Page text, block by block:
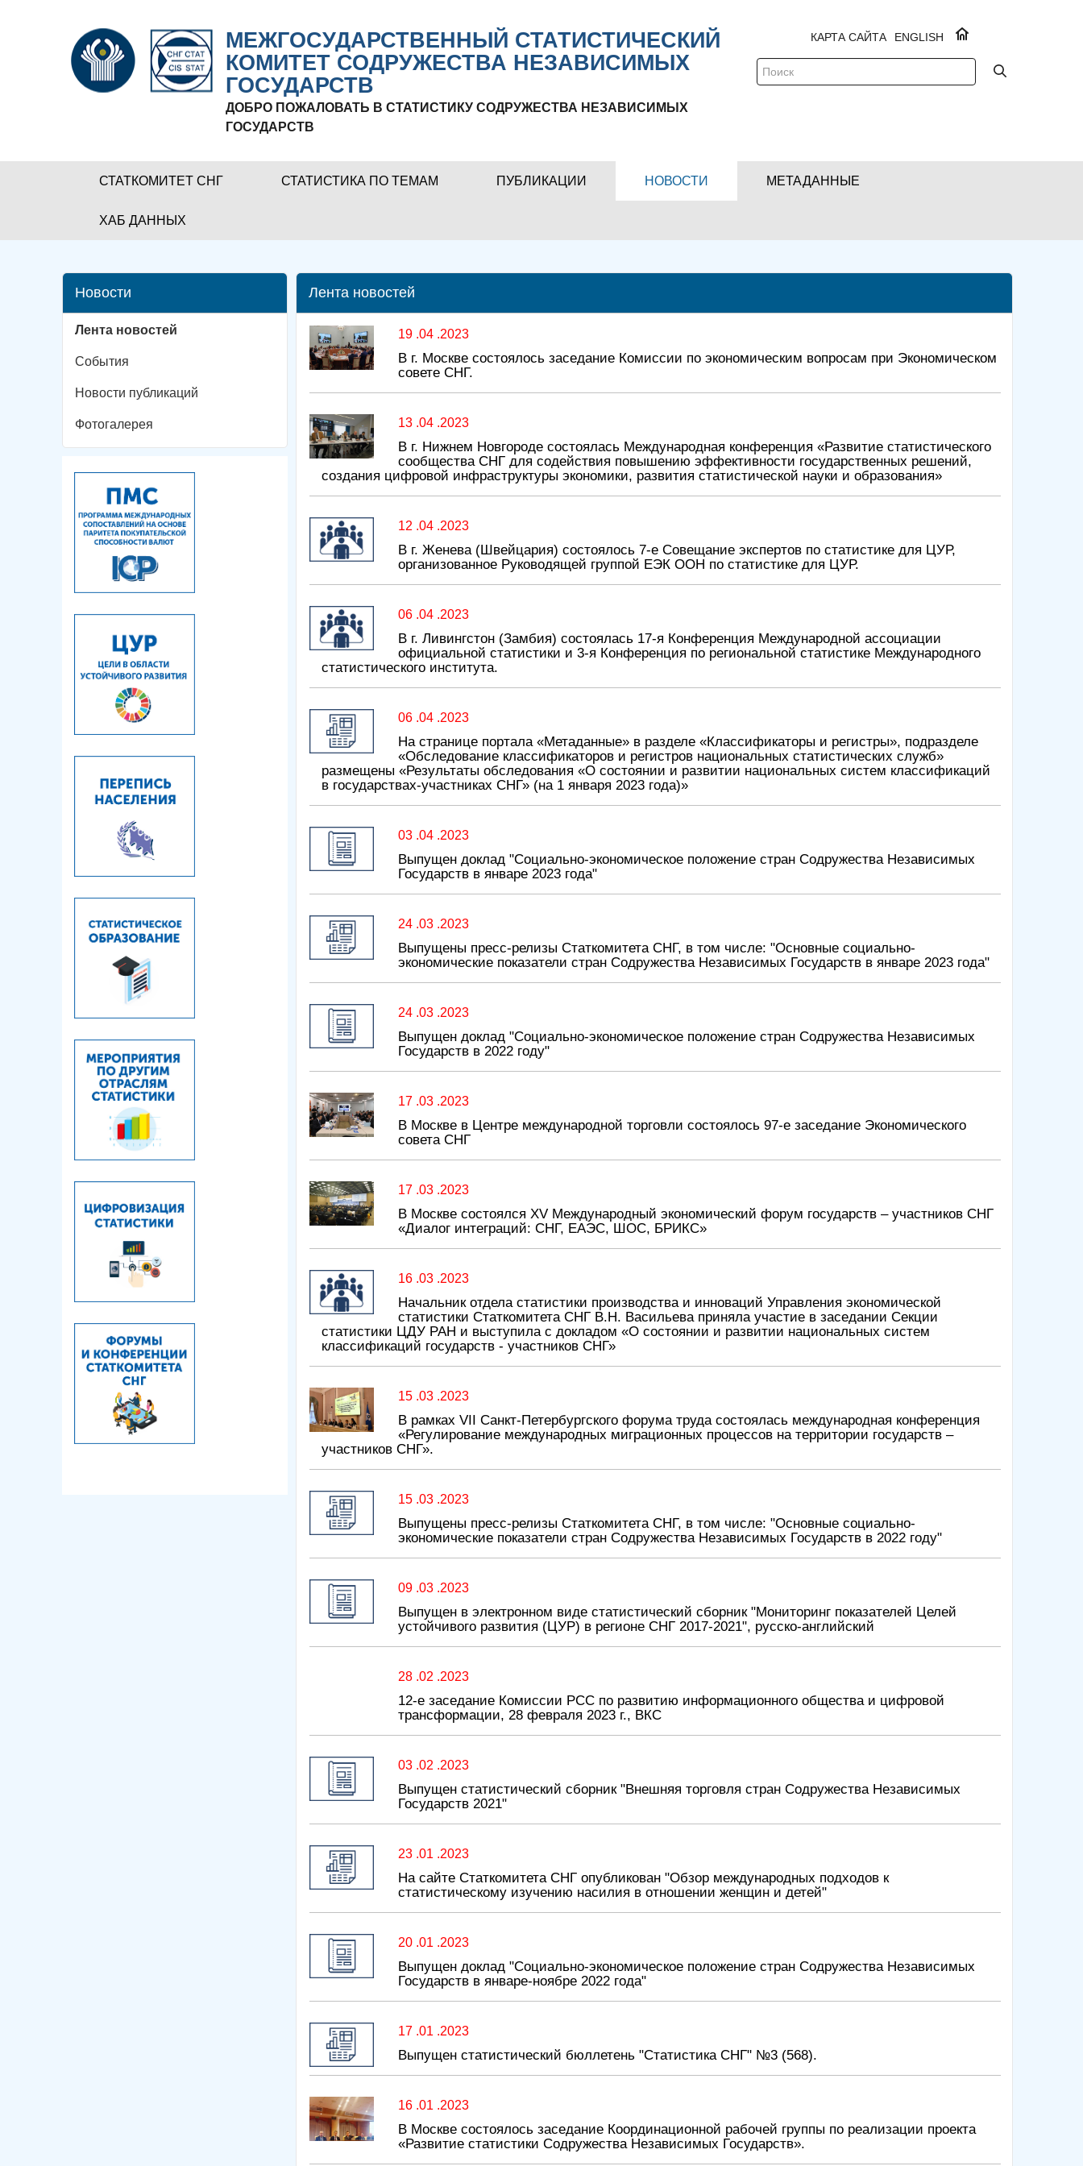
МЕЖГОСУДАРСТВЕННЫЙ СТАТИСТИЧЕСКИЙ
КОМИТЕТ СОДРУЖЕСТВА НЕЗАВИСИМЫХ
ГОСУДАРСТВ
ДОБРО ПОЖАЛОВАТЬ В СТАТИСТИКУ СОДРУЖЕСТВА НЕЗАВИСИМЫХ
ГОСУДАРСТВ
ENGLISH
КАРТА САЙТА
СТАТКОМИТЕТ СНГ СТАТИСТИКА ПО ТЕМАМ ПУБЛИКАЦИИ НОВОСТИ МЕТАДАННЫЕ
ХАБ ДАННЫХ
Новости
Лента новостей
События
Новости публикаций
Фотогалерея
Лента новостей
19 .04 .2023
В г. Москве состоялось заседание Комиссии по экономическим вопросам при Экономическом
совете СНГ.
13 .04 .2023
В г. Нижнем Новгороде состоялась Международная конференция «Развитие статистического
сообщества СНГ для содействия повышению эффективности государственных решений,
создания цифровой инфраструктуры экономики, развития статистической науки и образования»
12 .04 .2023
В г. Женева (Швейцария) состоялось 7-е Совещание экспертов по статистике для ЦУР,
организованное Руководящей группой ЕЭК ООН по статистике для ЦУР.
06 .04 .2023
В г. Ливингстон (Замбия) состоялась 17-я Конференция Международной ассоциации
официальной статистики и 3-я Конференция по региональной статистике Международного
статистического института.
06 .04 .2023
На странице портала «Метаданные» в разделе «Классификаторы и регистры», подразделе
«Обследование классификаторов и регистров национальных статистических служб»
размещены «Результаты обследования «О состоянии и развитии национальных систем классификаций
в государствах-участниках СНГ» (на 1 января 2023 года)»
03 .04 .2023
Выпущен доклад "Социально-экономическое положение стран Содружества Независимых
Государств в январе 2023 года"
24 .03 .2023
Выпущены пресс-релизы Статкомитета СНГ, в том числе: "Основные социально-
экономические показатели стран Содружества Независимых Государств в январе 2023 года"
24 .03 .2023
Выпущен доклад "Социально-экономическое положение стран Содружества Независимых
Государств в 2022 году"
17 .03 .2023
В Москве в Центре международной торговли состоялось 97-е заседание Экономического
совета СНГ
17 .03 .2023
В Москве состоялся XV Международный экономический форум государств – участников СНГ
«Диалог интеграций: СНГ, ЕАЭС, ШОС, БРИКС»
16 .03 .2023
Начальник отдела статистики производства и инноваций Управления экономической
статистики Статкомитета СНГ В.Н. Васильева приняла участие в заседании Секции
статистики ЦДУ РАН и выступила с докладом «О состоянии и развитии национальных систем
классификаций государств - участников СНГ»
15 .03 .2023
В рамках VII Санкт-Петербургского форума труда состоялась международная конференция
«Регулирование международных миграционных процессов на территории государств –
участников СНГ».
15 .03 .2023
Выпущены пресс-релизы Статкомитета СНГ, в том числе: "Основные социально-
экономические показатели стран Содружества Независимых Государств в 2022 году"
09 .03 .2023
Выпущен в электронном виде статистический сборник "Мониторинг показателей Целей
устойчивого развития (ЦУР) в регионе СНГ 2017-2021", русско-английский
28 .02 .2023
12-е заседание Комиссии РСС по развитию информационного общества и цифровой
трансформации, 28 февраля 2023 г., ВКС
03 .02 .2023
Выпущен статистический сборник "Внешняя торговля стран Содружества Независимых
Государств 2021"
23 .01 .2023
На сайте Статкомитета СНГ опубликован "Обзор международных подходов к
статистическому изучению насилия в отношении женщин и детей"
20 .01 .2023
Выпущен доклад "Социально-экономическое положение стран Содружества Независимых
Государств в январе-ноябре 2022 года"
17 .01 .2023
Выпущен статистический бюллетень "Статистика СНГ" №3 (568).
16 .01 .2023
В Москве состоялось заседание Координационной рабочей группы по реализации проекта
«Развитие статистики Содружества Независимых Государств».